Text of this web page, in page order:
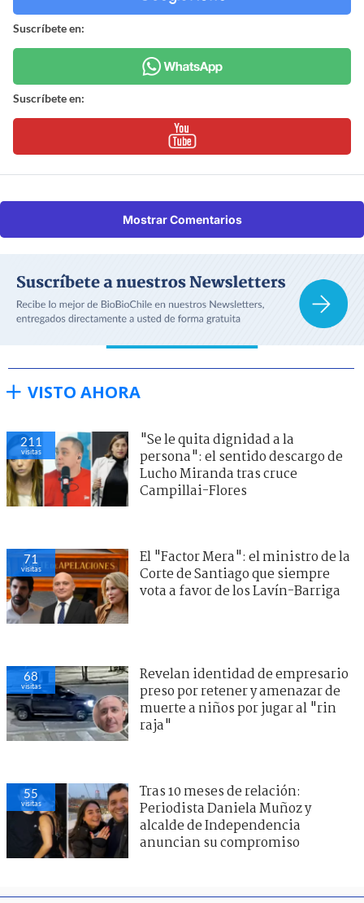
Suscríbete en:
Suscríbete en:
Mostrar Comentarios
VISTO AHORA
211
visitas
"Se le quita dignidad a la
persona": el sentido descargo de
Lucho Miranda tras cruce
Campillai-Flores
71
visitas
El "Factor Mera": el ministro de la
Corte de Santiago que siempre
vota a favor de los Lavín-Barriga
68
visitas
Revelan identidad de empresario
preso por retener y amenazar de
muerte a niños por jugar al "rin
raja"
55
visitas
Tras 10 meses de relación:
Periodista Daniela Muñoz y
alcalde de Independencia
anuncian su compromiso